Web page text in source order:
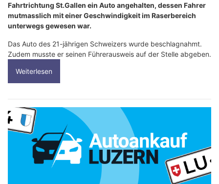
Fahrtrichtung St.Gallen ein Auto angehalten, dessen Fahrer
mutmasslich mit einer Geschwindigkeit im Raserbereich
unterwegs gewesen war.
Das Auto des 21-jährigen Schweizers wurde beschlagnahmt.
Zudem musste er seinen Führerausweis auf der Stelle abgeben.
Weiterlesen